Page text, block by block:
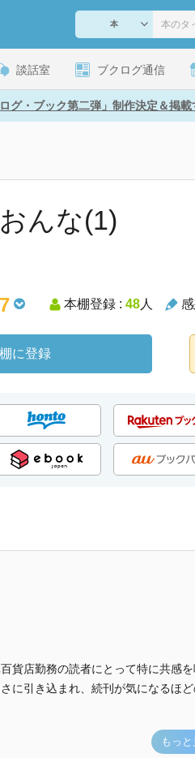
談話室 ブクログ通信
ログ・ブック第二弾」制作決定＆掲載
んな(1)
本棚登録 : 48人
に登録
貨店勤務の読者にとって特に共感
に引き込まれ、続刊が気になるほど
もっと